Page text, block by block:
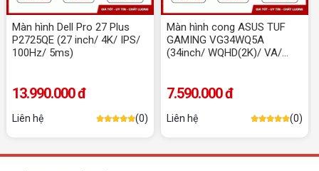
10+ Mẫu laptop học sinh, sinh viên nên
mua 2026
Gợi ý 10+ mẫu laptop cho học sinh sinh viên
2026 theo ngân sách và ngành học: tiêu chí
chọn, cấu hình nên có và cách kiểm tra máy
Dịch vụ build PC gaming tại Đồng Nai uy
Dịch vụ build PC gaming tại Đồng Nai uy tín, cấu
game mượt mà!
Màn hình Dell Pro 27 Plus
P2725QE (27 inch/ 4K/ IPS/
100Hz/ 5ms)
13.990.000 đ
Liên hệ (0)
Màn hình cong ASUS TUF
GAMING VG34WQ5A
(34inch/ WQHD(2K)/ VA/
7.590.000 đ
Liên hệ (0)